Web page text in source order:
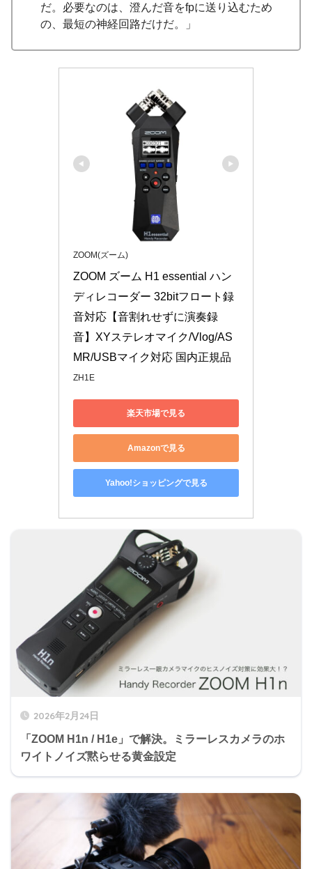
だ。必要なのは、澄んだ音をfpに送り込むため
の、最短の神経回路だけだ。」
ZOOM(ズーム)
ZOOM ズーム H1 essential ハン
ディレコーダー 32bitフロート録
音対応【音割れせずに演奏録
音】XYステレオマイク/Vlog/AS
MR/USBマイク対応 国内正規品
ZH1E
楽天市場で見る
Amazonで見る
Yahoo!ショッピングで見る
2026年2月24日
「ZOOM H1n / H1e」で解決。ミラーレスカメラのホ
ワイトノイズ黙らせる黄金設定